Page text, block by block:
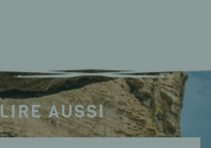
LIRE AUSSI